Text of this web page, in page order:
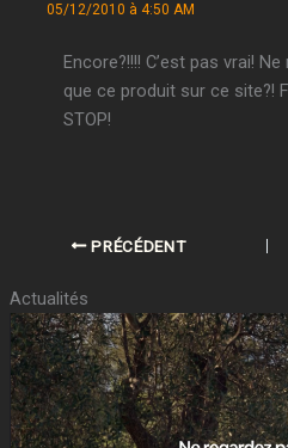
05/12/2010 à 4:50 AM
Encore?!!!! C’est pas vrai!
que ce produit sur ce site?!
STOP!
PRÉCÉDENT
Actualités